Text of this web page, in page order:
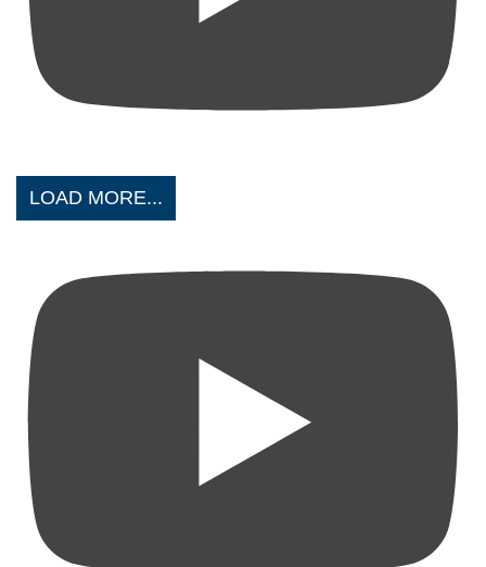
LOAD MORE...